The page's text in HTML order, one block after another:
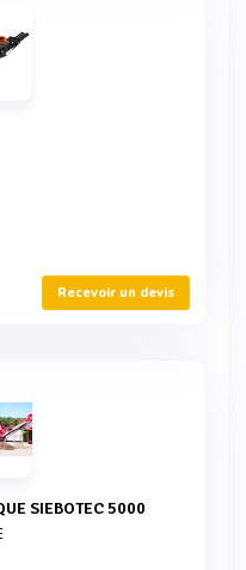
Recevoir un devis
SIEBOTEC 5000